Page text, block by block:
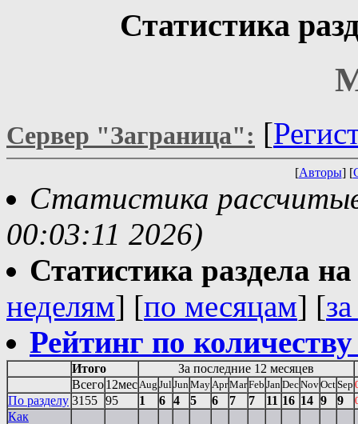
Статистика
Сервер "Заграница": [
[Авторы] [
Статистика
00:03:11 2026)
Статистика раздела
неделям] [по месяцам] [
Рейтинг по
Итого
За последние 12 месяцев
Всего12мес Aug Jul Jun May AprMarFeb Jan DecNovOctSep
По разделу 3155 95 1 6 4 5 6 7 7 11 16 14 9 9
Как